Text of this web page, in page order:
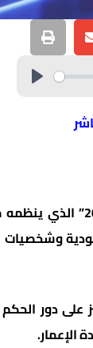
انطلقت أمس في تل أبيب
على دور
الإعمار.